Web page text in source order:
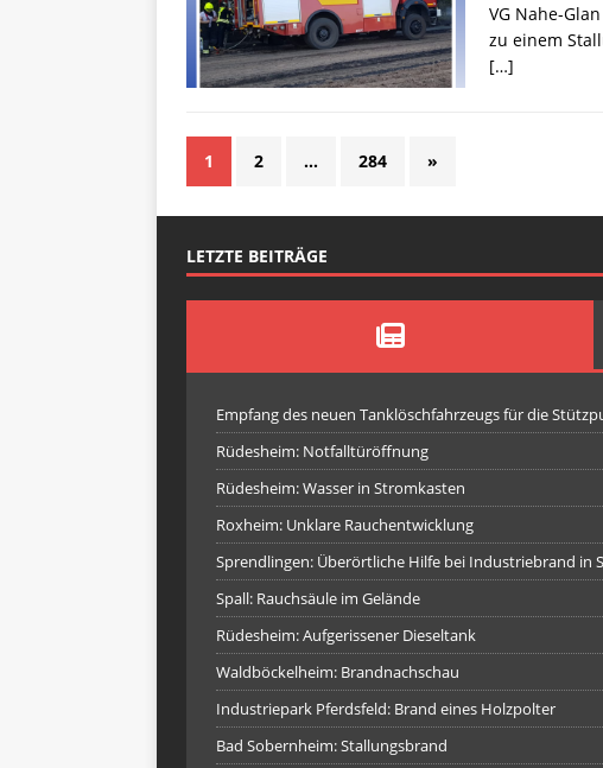
VG Nahe-
zu einem
[…]
1 2 … 284 »
LETZTE BEITRÄGE
Empfang des neuen Tanklöschfahrzeugs für die
Rüdesheim: Notfalltüröffnung
Rüdesheim: Wasser in Stromkasten
Roxheim: Unklare Rauchentwicklung
Sprendlingen: Überörtliche Hilfe bei Industriebrand in
Spall: Rauchsäule im Gelände
Rüdesheim: Aufgerissener Dieseltank
Waldböckelheim: Brandnachschau
Industriepark Pferdsfeld: Brand eines Holzpolter
Bad Sobernheim: Stallungsbrand